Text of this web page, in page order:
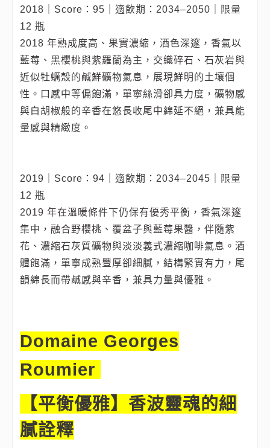
2018｜Score：95｜適飲期：2034–2050｜限量
12 瓶
2018 年熟成度高、果實濃縮，酒色深邃，香氣以
藍莓、黑櫻桃與紫羅蘭為主，交織碎石、石灰岩與
近似牡蠣殼的鹹鮮礦物氣息，展現鮮明的土壤個
性。口感中等偏飽滿，單寧絲滑卻具力度，礦物感
與白胡椒般的辛香在悠長收尾中綿延不絕，兼具能
量感與精緻度。
2019｜Score：94｜適飲期：2034–2045｜限量
12 瓶
2019 年在溫暖條件下仍保有優秀平衡，香氣深邃
集中，融合野櫻桃、覆盆子與藍莓果醬，伴隨紫
花、濃縮石灰質礦物與淡淡義式濃縮咖啡氣息。酒
體飽滿，單寧成熟豐厚卻細膩，結構緊實有力，尾
韻綿長而帶鹹感與辛香，兼具力量與優雅。
Domaine Georges
Roumier
【平衡優雅】香波靈魂的細
膩詮釋